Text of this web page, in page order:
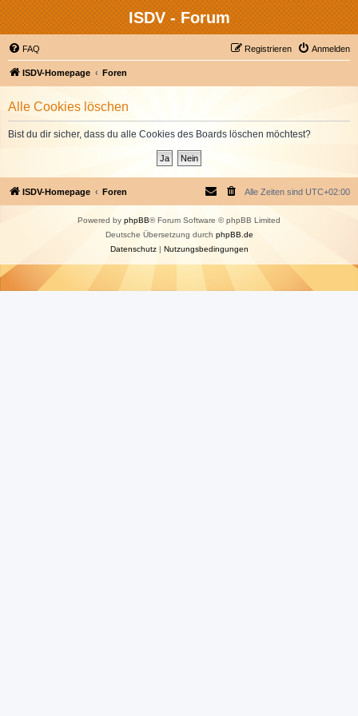
ISDV - Forum
FAQ Anmelden
Registrieren
ISDV-Homepage Foren
Alle Cookies löschen
Bist du dir sicher, dass du alle Cookies des Boards löschen möchtest?
ISDV-Homepage Foren Alle Zeiten sind UTC+02:00
Powered by phpBB® Forum Software © phpBB Limited
Deutsche Übersetzung durch phpBB.de
Datenschutz| Nutzungsbedingungen